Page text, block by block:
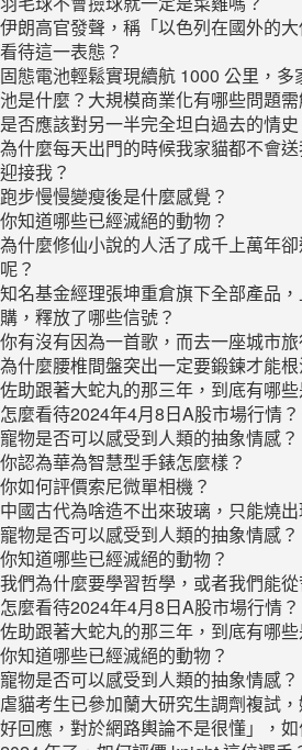
伊朗高官發聲，稱「以色列在國外的
看待這一表態？
固態電池輕鬆實現續航 1000 公里，
池是什麼？大規模商業化有哪些問題需
是否應該對另一半完全坦白過去的情
為什麼每天出門的時候我家貓都不會
迎接我？
跑步慢慢變瘦後是什麼感覺？
你知道哪些已經滅絕的動物？
為什麼修仙小說的人活了成千上萬年
呢？
知名基金經理張坤重倉旗下全部產品
購，釋放了哪些信號？
你有沒有因為一首歌，而去一座城市旅
為什麼腰椎間盤突出一定要鍛鍊才能根
佐助跟著大蛇丸的那三年，到底有哪
怎麼看待2024年4月8日A股市場行情？
寵物是否可以感受到人類的抽象情感？
你認為華為智慧型手錶怎麼樣？
你如何評價索尼微單相機？
中國古代為啥造不出來玻璃，只能燒出
寵物是否可以感受到人類的抽象情感？
你知道哪些已經滅絕的動物？
我們為什麼要學習哲學，或者我們能
怎麼看待2024年4月8日A股市場行情？
佐助跟著大蛇丸的那三年，到底有哪
你知道哪些已經滅絕的動物？
寵物是否可以感受到人類的抽象情感？
虐貓考生已參加蘭大研究生調劑複試
好回應，對於網路輿論不是很懂」，如